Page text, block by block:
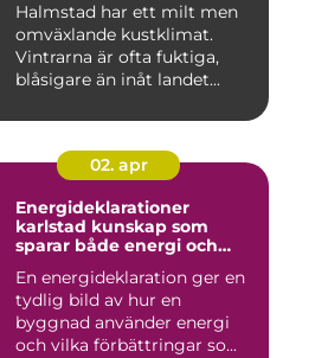
Halmstad har ett milt men
omväxlande kustklimat.
Vintrarna är ofta fuktiga,
blåsigare än inåt landet...
02. apr
Energideklarationer
karlstad kunskap som
sparar både energi och
En energideklaration ger en
tydlig bild av hur en
byggnad använder energi
och vilka förbättringar so...